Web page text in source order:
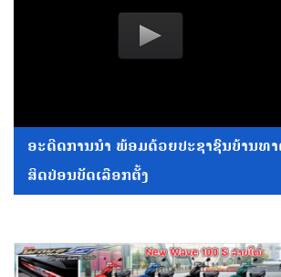
ອະດີດການນໍາ ພ້ອມດ້ວຍປະຊາຊົນບ້ານທາ
ສິດປ່ອນບັດເລືອກຕັ້ງ